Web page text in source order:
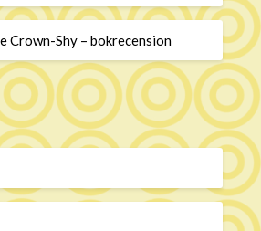
Crown-Shy – bokrecension